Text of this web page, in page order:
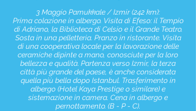
3 Maggio Pamukkale / Izmir (242 km):
Prima colazione in albergo. Visita di Efeso: il Tempio
di Adriano, la Biblioteca di Celsio e il Grande Teatro.
Sosta in una pelletteria. Pranzo in ristorante. Visita
di una cooperativa locale per la lavorazione delle
ceramiche dipinte a mano, conosciute per la loro
bellezza e qualità. Partenza verso Izmir, la terza
città più grande del paese, è anche considerata
quella più bella dopo Istanbul. Trasferimento in
albergo (Hotel Kaya Prestige o similare) e
sistemazione in camera. Cena in albergo e
pernottamento. (B - P - C).